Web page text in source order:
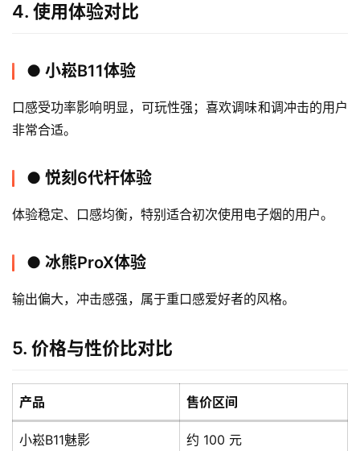
4. 使用体验对比
● 小崧B11体验
口感受功率影响明显，可玩性强；喜欢调味和调冲击的用户
非常合适。
● 悦刻6代杆体验
体验稳定、口感均衡，特别适合初次使用电子烟的用户。
● 冰熊ProX体验
输出偏大，冲击感强，属于重口感爱好者的风格。
5. 价格与性价比对比
产品 售价区间
小崧B11魅影 约 100 元